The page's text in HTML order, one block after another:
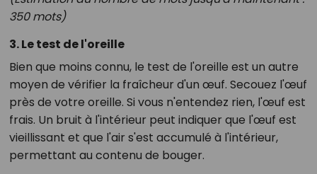
350 mots)
3. Le test de l'oreille
Bien que moins connu, le test de l'oreille est un autre
moyen de vérifier la fraîcheur d'un œuf. Secouez l'œuf
près de votre oreille. Si vous n'entendez rien, l'œuf est
frais. Un bruit à l'intérieur peut indiquer que l'œuf est
vieillissant et que l'air s'est accumulé à l'intérieur,
permettant au contenu de bouger.